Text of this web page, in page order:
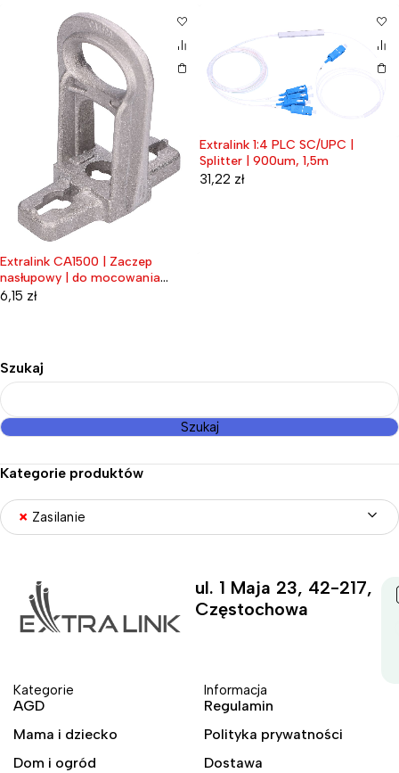
Extralink CA1500 | Zaczep
nasłupowy | do mocowania
uchwytów odciągowych
6,15 zł
Extralink 1:4 PLC SC/UPC |
Splitter | 900um, 1,5m
31,22 zł
Szukaj
Szukaj
Kategorie produktów
× Zasilanie
ul. 1 Maja 23, 42-217,
Częstochowa
Kategorie
AGD
Mama i dziecko
Dom i ogród
Informacja
Regulamin
Polityka prywatności
Dostawa